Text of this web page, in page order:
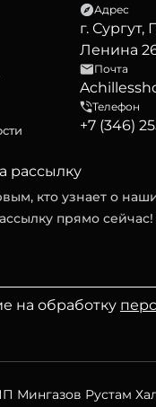
Адрес
г. Сургут,
Ленина
Почта
Телефон
+7 (346)
рассылку
кто узнает о
прямо сейчас!
на обработку
Мингазов Рустам